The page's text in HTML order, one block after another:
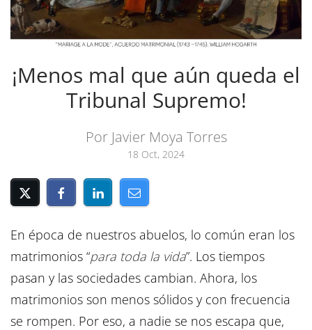
¡Menos mal que aún queda el
Tribunal Supremo!
Por Javier Moya Torres
18 Oct, 2024
En época de nuestros abuelos, lo común eran los
matrimonios “para toda la vida”. Los tiempos
pasan y las sociedades cambian. Ahora, los
matrimonios son menos sólidos y con frecuencia
se rompen. Por eso, a nadie se nos escapa que,